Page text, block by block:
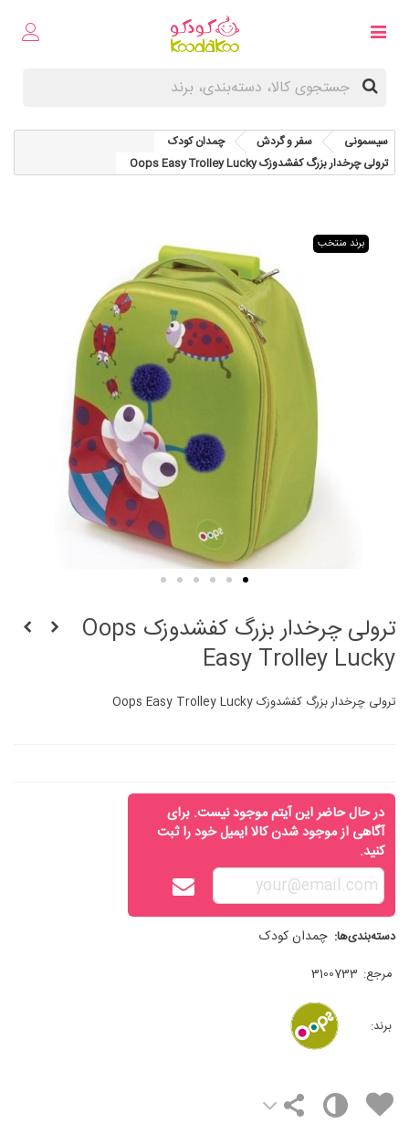
سیسمونی سفر و گردش
چمدان کودک
ترولی چرخدار بزرگ کفشدوزک Oops Easy Trolley Lucky
برند منتخب
ترولی چرخدار بزرگ کفشدوزک Oops
Easy Trolley Lucky
ترولی چرخدار بزرگ کفشدوزک Oops Easy Trolley Lucky
در حال حاضر این آیتم موجود نیست. برای
آگاهی از موجود شدن کالا ایمیل خود را ثبت
کنید.
دسته‌بندی‌ها: چمدان کودک
مرجع: 3100733
برند: